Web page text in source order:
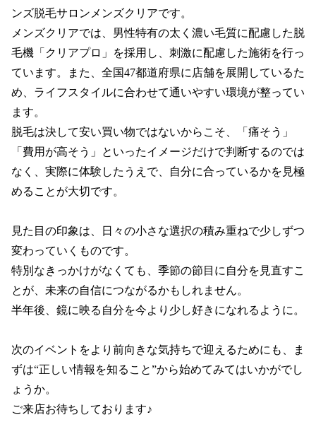
ンズ脱毛サロンメンズクリアです。
メンズクリアでは、男性特有の太く濃い毛質に配慮した脱
毛機「クリアプロ」を採用し、刺激に配慮した施術を行っ
ています。また、全国47都道府県に店舗を展開しているた
め、ライフスタイルに合わせて通いやすい環境が整ってい
ます。
脱毛は決して安い買い物ではないからこそ、「痛そう」
「費用が高そう」といったイメージだけで判断するのでは
なく、実際に体験したうえで、自分に合っているかを見極
めることが大切です。
見た目の印象は、日々の小さな選択の積み重ねで少しずつ
変わっていくものです。
特別なきっかけがなくても、季節の節目に自分を見直すこ
とが、未来の自信につながるかもしれません。
半年後、鏡に映る自分を今より少し好きになれるように。
次のイベントをより前向きな気持ちで迎えるためにも、ま
ずは“正しい情報を知ること”から始めてみてはいかがでし
ょうか。
ご来店お待ちしております♪